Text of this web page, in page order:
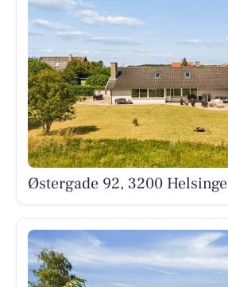
Østergade 92, 3200 Helsinge